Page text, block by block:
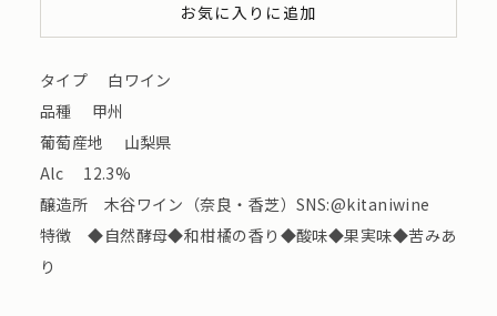
お気に入りに追加
タイプ 白ワイン
品種 甲州
葡萄産地 山梨県
Alc 12.3%
醸造所 木谷ワイン（奈良・香芝）SNS:@kitaniwine
特徴 ◆自然酵母◆和柑橘の香り◆酸味◆果実味◆苦みあ
り